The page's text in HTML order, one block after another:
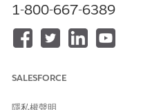
此專門工作人員會自動使用這些
要求從 Active Directory 移除使
要求應用程式存取權
要求 SharePoint 網站存取權
1-800-667-6389
SALESFORCE
隱私權聲明